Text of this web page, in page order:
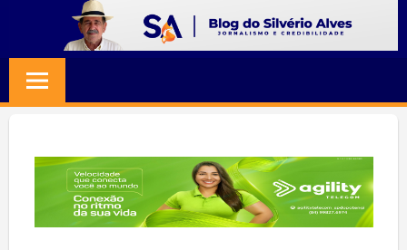
content
SILVERIO
ALVES
Jornalismo
Credibilidade